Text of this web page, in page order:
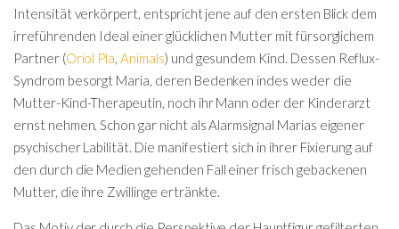
Intensität verkörpert, entspricht jene auf den ersten Blick dem
irreführenden Ideal einer glücklichen Mutter mit fürsorglichem
Partner (Oriol Pla Animals) und gesundem Kind. Dessen Reflux-
Syndrom besorgt Maria, deren Bedenken indes weder die
Mutter-Kind-Therapeutin, noch ihr Mann oder der Kinderarzt
ernst nehmen. Schon gar nicht als Alarmsignal Marias eigener
psychischer Labilität. Die manifestiert sich in ihrer Fixierung auf
den durch die Medien gehenden Fall einer frisch gebackenen
Mutter, die ihre Zwillinge ertränkte.